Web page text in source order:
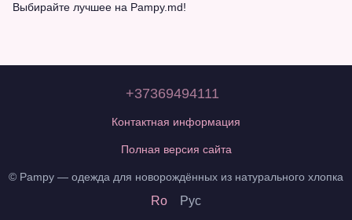
Выбирайте лучшее на Pampy.md!
+37369494111
Контактная информация
Полная версия сайта
© Pampy — одежда для новорождённых из натурального хлопка
Ro Рус